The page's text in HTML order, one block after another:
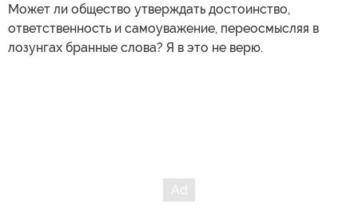
Может ли общество утверждать достоинство,
ответственность и самоуважение, переосмысляя в
лозунгах бранные слова? Я в это не верю.